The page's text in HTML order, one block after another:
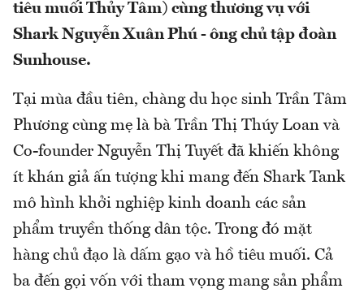
tiêu muối Thủy Tâm) cùng thương vụ với
Shark Nguyễn Xuân Phú - ông chủ tập đoàn
Sunhouse.
Tại mùa đầu tiên, chàng du học sinh Trần Tâm
Phương cùng mẹ là bà Trần Thị Thúy Loan và
Co-founder Nguyễn Thị Tuyết đã khiến không
ít khán giả ấn tượng khi mang đến Shark Tank
mô hình khởi nghiệp kinh doanh các sản
phẩm truyền thống dân tộc. Trong đó mặt
hàng chủ đạo là dấm gạo và hồ tiêu muối. Cả
ba đến gọi vốn với tham vọng mang sản phẩm